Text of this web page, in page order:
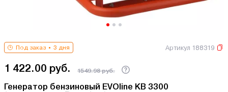
Под заказ 3 дня Артикул 188319
1 422.00 руб. 1549.98 руб.
Генератор бензиновый EVOline KB 3300